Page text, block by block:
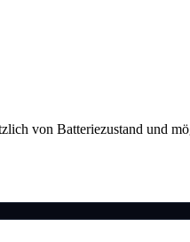
von Batteriezustand und